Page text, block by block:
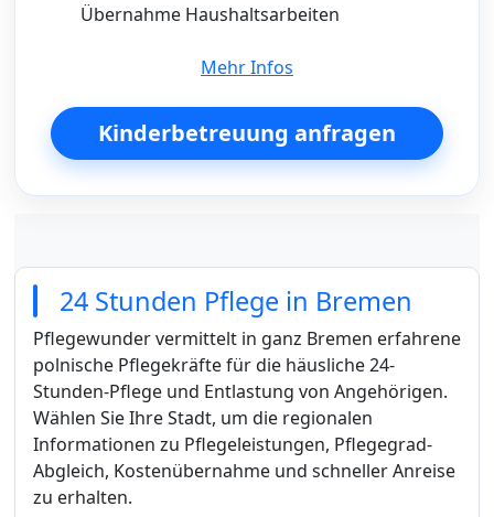
Übernahme Haushaltsarbeiten
Mehr Infos
Kinderbetreuung anfragen
24 Stunden Pflege in Bremen
Pflegewunder vermittelt in ganz Bremen erfahrene
polnische Pflegekräfte für die häusliche 24-
Stunden-Pflege und Entlastung von Angehörigen.
Wählen Sie Ihre Stadt, um die regionalen
Informationen zu Pflegeleistungen, Pflegegrad-
Abgleich, Kostenübernahme und schneller Anreise
zu erhalten.